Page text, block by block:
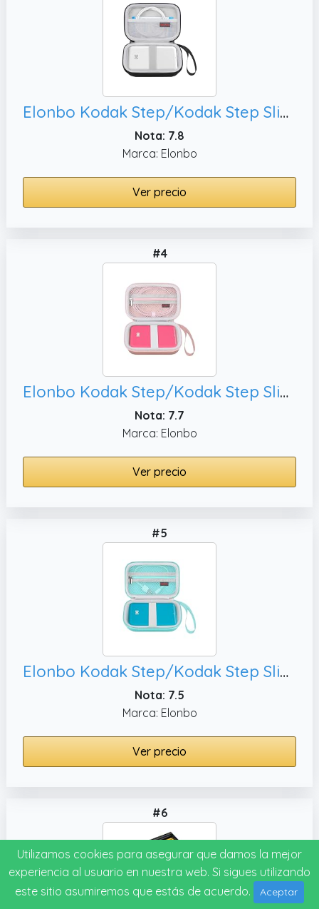
Elonbo Kodak Step/Kodak Step Slim Maleta de Mini Impresora de Color para Fotos instantáneas móviles inalámbricas, Bolsa de Viaje para impresoras de imágenes portátiles. Negro
Nota: 7.8
Marca: Elonbo
Ver precio
#4
Elonbo Kodak Step/Kodak Step Slim Maleta de Mini Impresora de Color para Fotos instantáneas móviles inalámbricas, Bolsa de Viaje para impresoras de imágenes portátiles. Oro Rosa
Nota: 7.7
Marca: Elonbo
Ver precio
#5
Elonbo Kodak Step/Kodak Step Slim Maleta de Mini Impresora de Color para Fotos instantáneas móviles inalámbricas, Bolsa de Viaje para impresoras de imágenes portátiles. Verde
Nota: 7.5
Marca: Elonbo
Ver precio
#6
Utilizamos cookies para asegurar que damos la mejor
experiencia al usuario en nuestra web. Si sigues utilizando
este sitio asumiremos que estás de acuerdo.
Aceptar